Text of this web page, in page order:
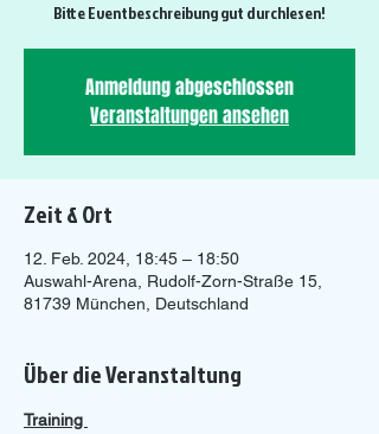
Bitte Eventbeschreibung gut durchlesen!
Anmeldung abgeschlossen
Veranstaltungen ansehen
Zeit & Ort
12. Feb. 2024, 18:45 – 18:50
Auswahl-Arena, Rudolf-Zorn-Straße 15,
81739 München, Deutschland
Über die Veranstaltung
Training